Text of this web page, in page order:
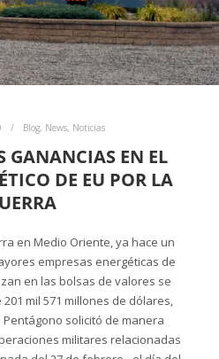
Blog, News, Noticias
GANANCIAS EN EL
DE EU POR LA
en Medio Oriente, ya hace un
empresas energéticas de
en las bolsas de valores se
mil 571 millones de dólares,
solicitó de manera
militares relacionadas